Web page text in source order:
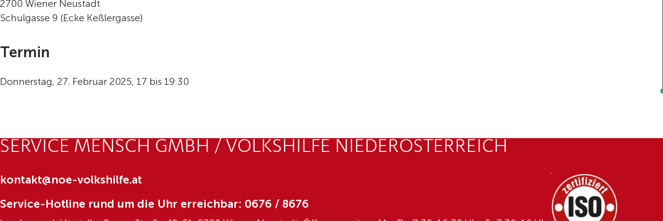
2700 Wiener Neustadt
Schulgasse 9 (Ecke Keßlergasse)
Termin
Donnerstag, 27. Februar 2025, 17 bis 19:30
SERVICE MENSCH GMBH / VOLKSHILFE NIEDERÖSTERREICH
kontakt@noe-volkshilfe.at
Service-Hotline rund um die Uhr erreichbar: 0676 / 8676